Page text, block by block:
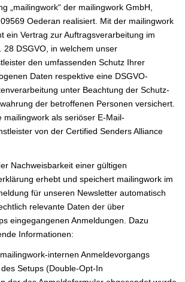
„mailingwork“ der mailingwork GmbH,
Oederan realisiert. Mit der mailingwork
ein Vertrag zur Auftragsverarbeitung im
28 DSGVO, in welchem unser
den umfassenden Schutz Ihrer
Daten respektive eine DSGVO-
unter Beachtung der Schutz-
der betroffenen Personen versichert.
mailingwork als seriöser E-Mail-
von der Certified Senders Alliance
Nachweisbarkeit einer gültigen
erhebt und speichert mailingwork im
für unseren Newsletter automatisch
relevante Daten der über
eingegangenen Anmeldungen. Dazu
Informationen:
internen Anmeldevorgangs
Setups (Double-Opt-In